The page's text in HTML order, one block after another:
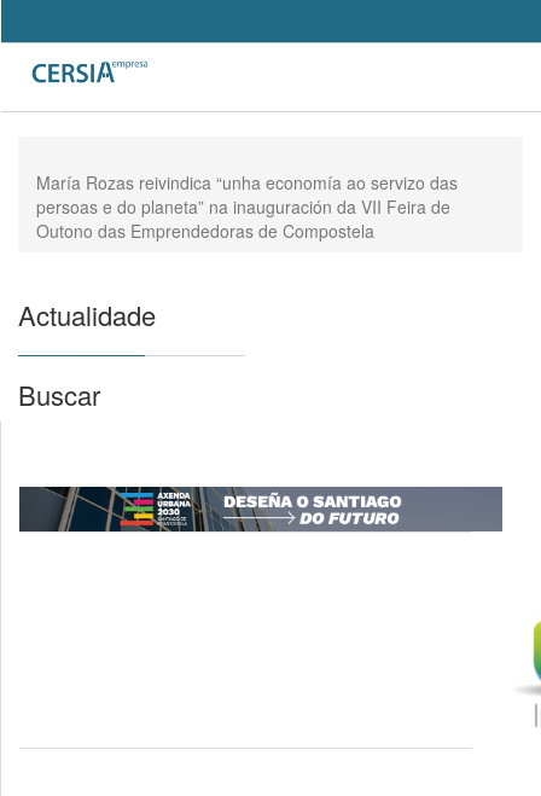
contenido
principal
Formulario
de
María Rozas reivindica “unha economía ao servizo das
persoas e do planeta” na inauguración da VII Feira de
Outono das Emprendedoras de Compostela
Actualidade
Buscar